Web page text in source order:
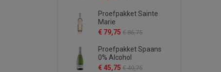
Proefpakket Sainte
Marie
€ 79,75 € 86,75
Proefpakket Spaans
0% Alcohol
€ 45,75 € 49,75